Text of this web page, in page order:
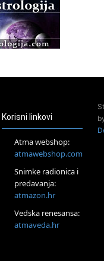
i Akaša zapisa
— nova
sebe
sistemskih
Korisni linkovi
Atma webshop:
atmawebshop.com
Snimke radionica i
predavanja:
atmazon.hr
Vedska renesansa:
atmaveda.hr